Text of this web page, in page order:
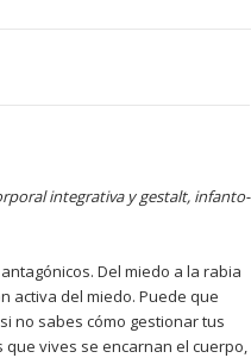
integrativa y gestalt, infanto-
Del miedo a la rabia
activa del miedo. Puede que
no sabes cómo gestionar tus
que vives se encarnan el cuerpo,